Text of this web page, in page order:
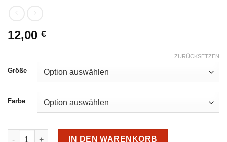
12,00 €
Größe
Farbe
ZURÜCKSETZEN
Exner Deko 247565 Menge
IN DEN WARENKORB